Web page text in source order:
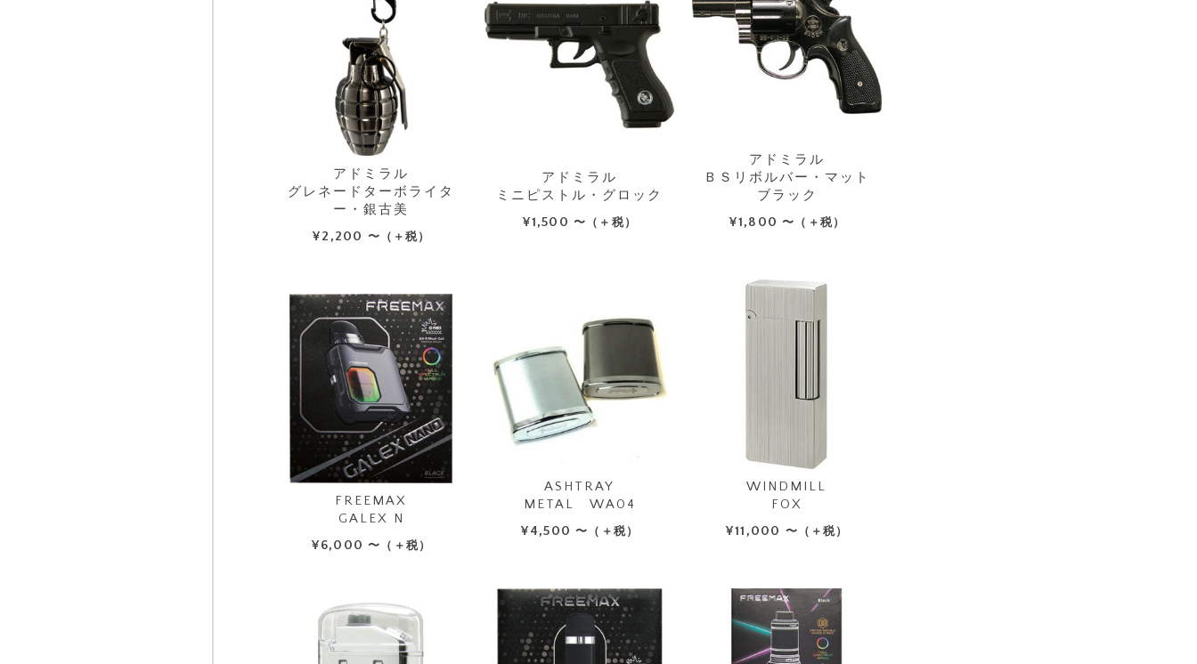
アドミラル
ＢＳリボルバー・マット
ブラック
¥1,800 〜（＋税）
アドミラル
グレネードターボライタ
ー・銀古美
¥2,200 〜（＋税）
アドミラル
ミニピストル・グロック
¥1,500 〜（＋税）
ASHTRAY
METAL WA04
¥4,500 〜（＋税）
WINDMILL
FOX
¥11,000 〜（＋税）
FREEMAX
GALEX N
¥6,000 〜（＋税）